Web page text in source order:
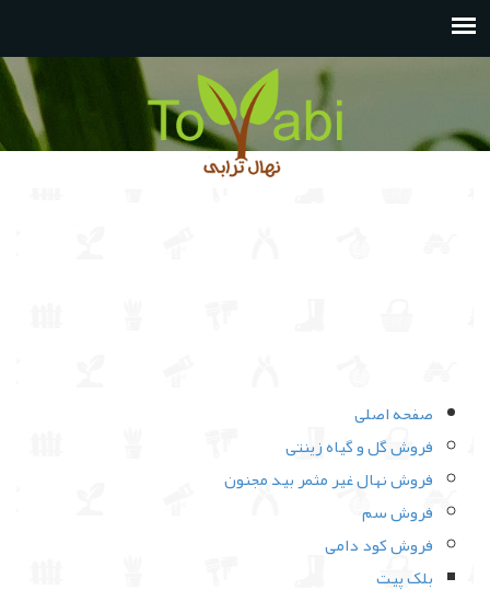
صفحه اصلی
فروش گل و گیاه زینتی
فروش نهال غیر مثمر بید مجنون
فروش سم
فروش کود دامی
بلک پیت